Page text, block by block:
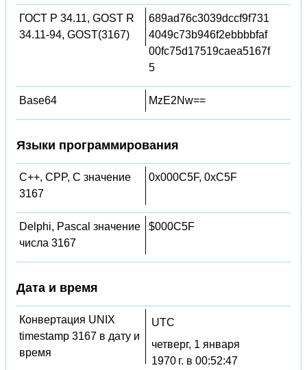
ГОСТ Р 34.11, GOST R
34.11-94, GOST(3167)
689ad76c3039dccf9f731
4049c73b946f2ebbbbfaf
00fc75d17519caea5167f
5
Base64 MzE2Nw==
Языки программирования
C++, CPP, C значение
3167
0x000C5F, 0xC5F
Delphi, Pascal значение
числа 3167
$000C5F
Дата и время
Конвертация UNIX
timestamp 3167 в дату и
время
UTC
четверг, 1 января
1970 г. в 00:52:47